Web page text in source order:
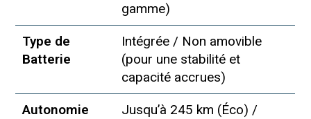
gamme)
Type de
Batterie
Intégrée / Non amovible
(pour une stabilité et
capacité accrues)
Autonomie
Jusqu’à 245 km (Éco) /